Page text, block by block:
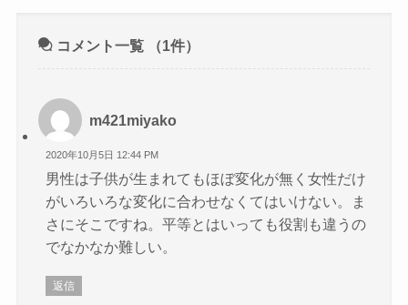
コメント一覧 （1件）
m421miyako
2020年10月5日 12:44 PM
男性は子供が生まれてもほぼ変化が無く女性だけ
がいろいろな変化に合わせなくてはいけない。ま
さにそこですね。平等とはいっても役割も違うの
でなかなか難しい。
返信